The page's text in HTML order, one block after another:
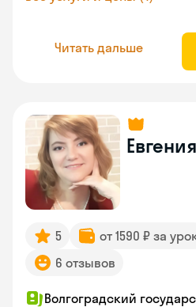
Читать дальше
Евгения
5 от 1590 ₽ за
6 отзывов
Волгоградский